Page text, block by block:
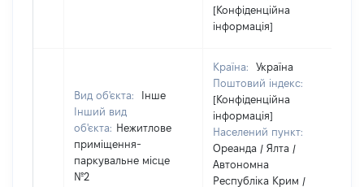
[Конфіденційна
інформація]
Вид об'єкта:
Інше
Інший вид
об'єкта: Нежитлове
приміщення-
паркувальне місце
№2
Країна:
Україна
Поштовий індекс:
[Конфіденційна
інформація]
Населений пункт:
Ореанда / Ялта /
Автономна
Республіка Крим /